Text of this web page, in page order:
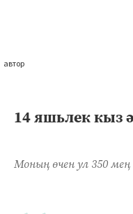
автор
14 яшьлек кыз
Моның өчен ул 350 мең